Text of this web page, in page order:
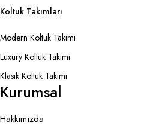
Koltuk Takımları
Modern Koltuk Takımı
Luxury Koltuk Takımı
Klasik Koltuk Takımı
Kurumsal
Hakkımızda